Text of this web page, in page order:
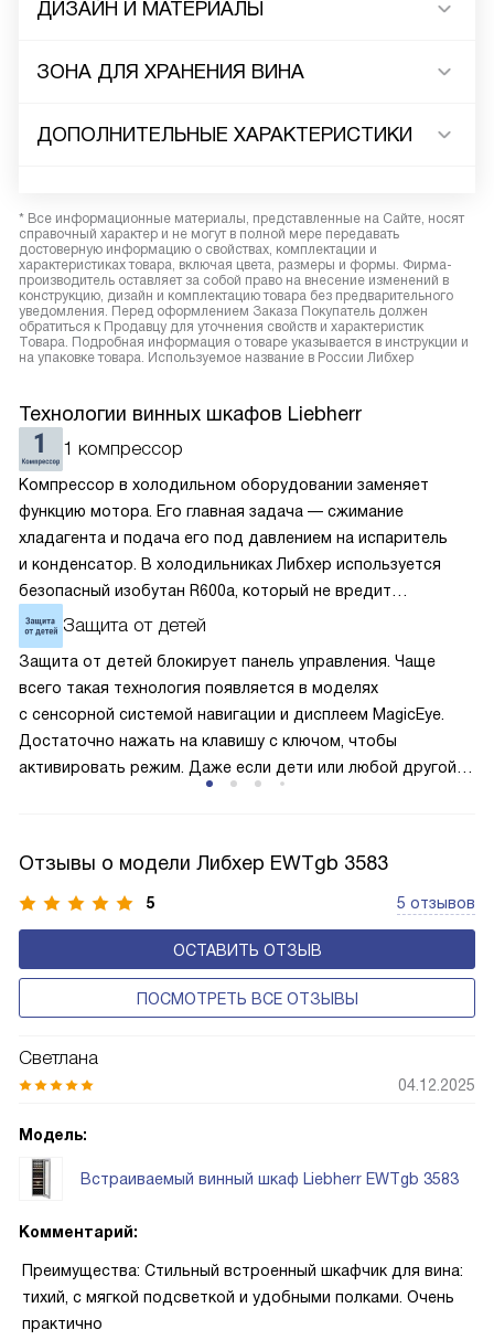
ДИЗАЙН И МАТЕРИАЛЫ
ЗОНА ДЛЯ ХРАНЕНИЯ ВИНА
ДОПОЛНИТЕЛЬНЫЕ ХАРАКТЕРИСТИКИ
* Все информационные материалы, представленные на Сайте, носят
справочный характер и не могут в полной мере передавать
достоверную информацию о свойствах, комплектации и
характеристиках товара, включая цвета, размеры и формы. Фирма-
производитель оставляет за собой право на внесение изменений в
конструкцию, дизайн и комплектацию товара без предварительного
уведомления. Перед оформлением Заказа Покупатель должен
обратиться к Продавцу для уточнения свойств и характеристик
Товара. Подробная информация о товаре указывается в инструкции и
на упаковке товара. Используемое название в России Либхер
Технологии винных шкафов Liebherr
1 компрессор
Компрессор в холодильном оборудовании заменяет
функцию мотора. Его главная задача — сжимание
хладагента и подача его под давлением на испаритель
и конденсатор. В холодильниках Либхер используется
безопасный изобутан R600a, который не вредит
окружающей среде. Компрессор перегоняет его
по охладительному контуру по принципу насоса. Чем
лучше работает «мотор» прибора, тем качественнее
и быстрее происходит охлаждение, затрачивается
меньше электроэнергии.
Защита от детей
Защита от детей блокирует панель управления. Чаще
всего такая технология появляется в моделях
с сенсорной системой навигации и дисплеем MagicEye.
Достаточно нажать на клавишу с ключом, чтобы
активировать режим. Даже если дети или любой другой
размораживаться или работать с энергозатратными
опциями.
Отзывы о модели Либхер EWTgb 3583
5 5 отзывов
ОСТАВИТЬ ОТЗЫВ
ПОСМОТРЕТЬ ВСЕ ОТЗЫВЫ
Светлана
04.12.2025
Модель:
Встраиваемый винный шкаф Liebherr EWTgb 3583
Комментарий:
Преимущества: Стильный встроенный шкафчик для вина:
тихий, с мягкой подсветкой и удобными полками. Очень
практично